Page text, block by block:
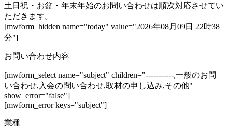
土日祝・お盆・年末年始のお問い合わせは順次対応させてい
ただきます。
[mwform_hidden name="today" value="2026年08月09日 22時38
分"]
お問い合わせ内容
[mwform_select name="subject" children="-----------,一般のお問
い合わせ,入会の問い合わせ,取材の申し込み,その他"
show_error="false"]
[mwform_error keys="subject"]
業種